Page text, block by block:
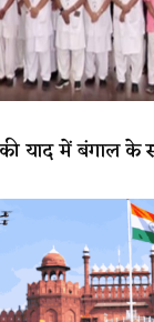
याद में बंगाल के